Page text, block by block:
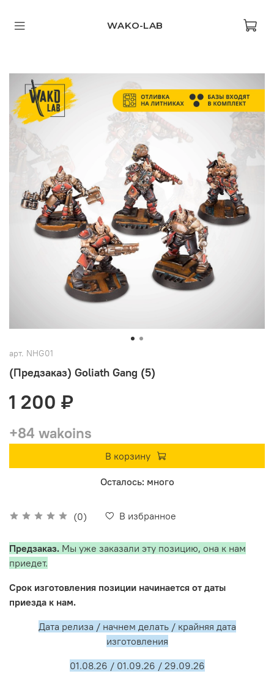
WAKO-LAB
арт. NHG01
(Предзаказ) Goliath Gang (5)
(0) В избранное
1 200 ₽
+84 wakoins
В корзину
Осталось: много
Предзаказ. Мы уже заказали эту позицию, она к нам
приедет.
Срок изготовления позиции начинается от даты
приезда к нам.
Дата релиза / начнем делать / крайняя дата
изготовления
01.08.26 / 01.09.26 / 29.09.26